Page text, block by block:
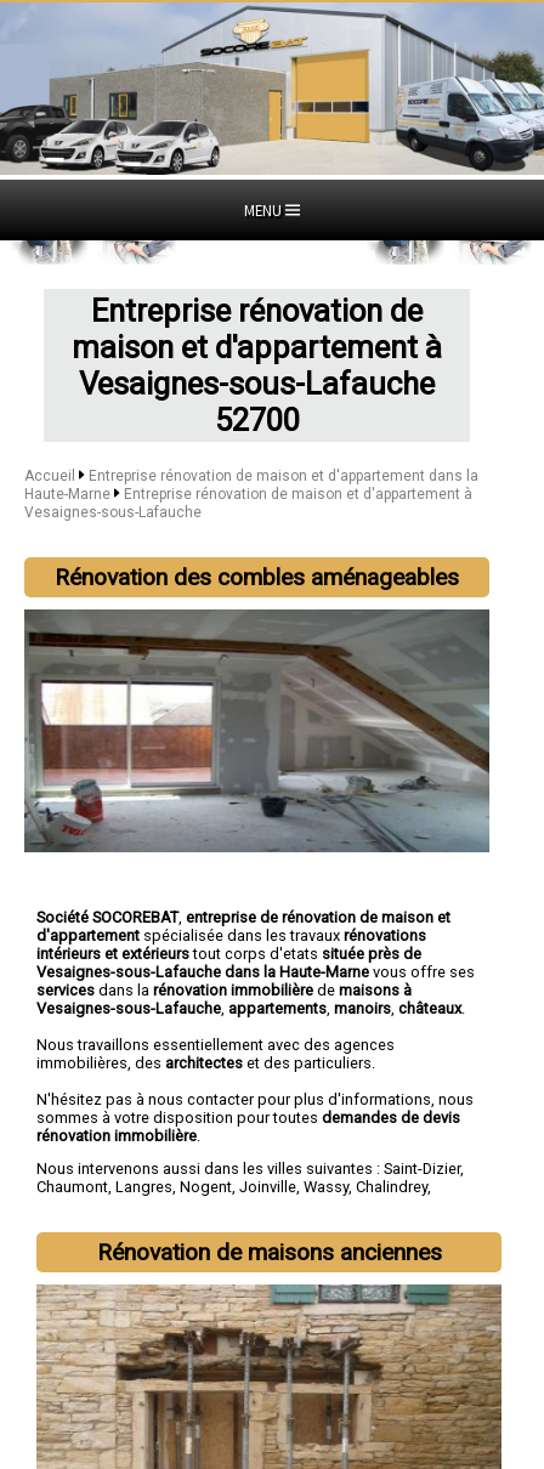
MENU
Entreprise rénovation de
maison et d'appartement à
Vesaignes-sous-Lafauche
52700
Accueil
Entreprise rénovation de maison et d'appartement dans la
Haute-Marne
Entreprise rénovation de maison et d'appartement à
Vesaignes-sous-Lafauche
Rénovation des combles aménageables
Société SOCOREBAT, entreprise de rénovation de maison et
d'appartement spécialisée dans les travaux rénovations
intérieurs et extérieurstout corps d'etats située près de
Vesaignes-sous-Lafauche dans la Haute-Marne vous offre ses
services dans la rénovation immobilière de maisons à
Vesaignes-sous-Lafauche appartements manoirs châteaux.
Nous travaillons essentiellement avec des agences
immobilières, des architectes et des particuliers.
N'hésitez pas à nous contacter pour plus d'informations, nous
sommes à votre disposition pour toutes demandes de devis
rénovation immobilière
Nous intervenons aussi dans les villes suivantes : Saint-Dizier,
Chaumont, Langres, Nogent, Joinville, Wassy, Chalindrey,
Rénovation de maisons anciennes